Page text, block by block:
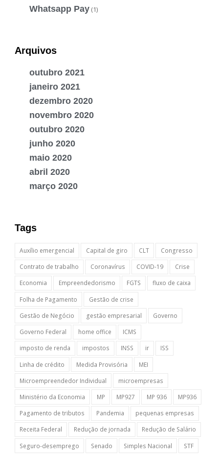
Whatsapp Pay (1)
Arquivos
outubro 2021
janeiro 2021
dezembro 2020
novembro 2020
outubro 2020
junho 2020
maio 2020
abril 2020
março 2020
Tags
Auxílio emergencial Capital de giro CLT
Congresso
Contrato de trabalho
Coronavírus COVID-19
Crise
Economia
Empreendedorismo FGTS
fluxo de caixa
Folha de Pagamento
Gestão de crise
Gestão de Negócio
gestão empresarial
Governo
Governo Federal
home office
ICMS
imposto de renda
impostos INSS ir
ISS
Linha de crédito
Medida Provisória
MEI
Microempreendedor Individual
microempresas
Ministério da Economia
MP MP927 MP 936
MP936
Pagamento de tributos
Pandemia
pequenas empresas
Receita Federal
Redução de jornada
Redução de Salário
Seguro-desemprego
Senado Simples Nacional STF